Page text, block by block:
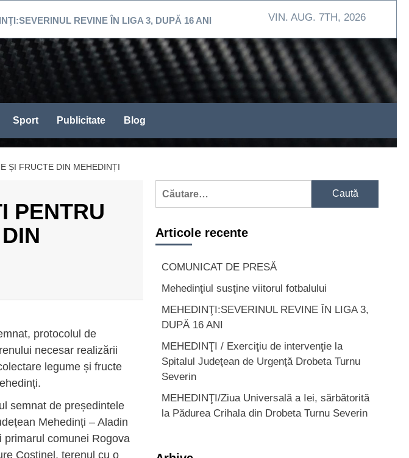
REVINE ÎN LIGA 3, DUPĂ 16 ANI MEHEDINŢI / Exerciţiu de intervenţie la
VIN. AUG. 7TH, 2026
Sport Publicitate Blog
ȘI FRUCTE DIN MEHEDINȚI
PENTRU
protocolul de
necesar realizării
legume și fructe
semnat de președintele
Mehedinți – Aladin
primarul comunei Rogova
Costinel, terenul cu o
Articole recente
COMUNICAT DE PRESĂ
Mehedinţiul susţine viitorul fotbalului
MEHEDINŢI:SEVERINUL REVINE ÎN LIGA 3,
DUPĂ 16 ANI
MEHEDINŢI / Exerciţiu de intervenţie la
Spitalul Judeţean de Urgenţă Drobeta Turnu
Severin
MEHEDINŢI/Ziua Universală a Iei, sărbătorită
la Pădurea Crihala din Drobeta Turnu Severin